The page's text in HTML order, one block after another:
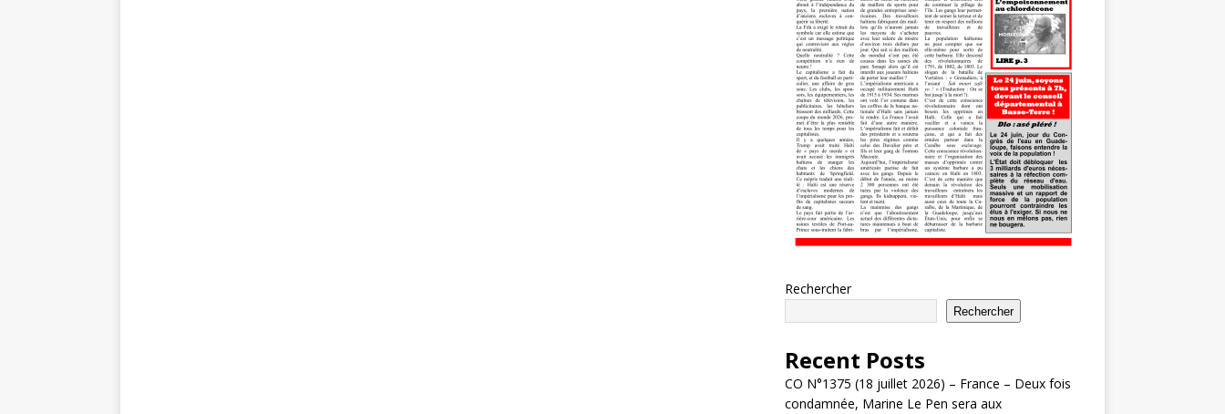
Rechercher
Rechercher
Recent Posts
CO N°1375 (18 juillet 2026) – France – Deux fois
condamnée, Marine Le Pen sera aux